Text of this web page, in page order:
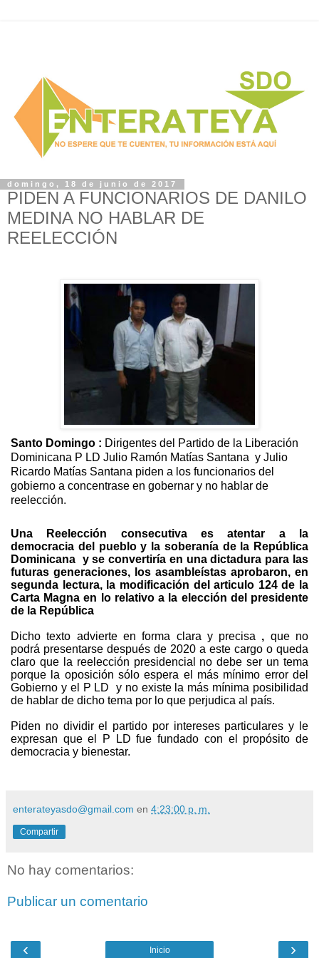
domingo, 18 de junio de 2017
PIDEN A FUNCIONARIOS DE DANILO
MEDINA NO HABLAR DE
REELECCIÓN
Santo Domingo : Dirigentes del Partido de la Liberación
Dominicana P LD Julio Ramón Matías Santana y Julio
Ricardo Matías Santana piden a los funcionarios del
gobierno a concentrase en gobernar y no hablar de
reelección.
Una Reelección consecutiva es atentar a la
democracia del pueblo y la soberanía de la República
Dominicana y se convertiría en una dictadura para las
futuras generaciones, los asambleístas aprobaron, en
segunda lectura, la modificación del articulo 124 de la
Carta Magna en lo relativo a la elección del presidente
de la República
Dicho texto advierte en forma clara y precisa , que no
podrá presentarse después de 2020 a este cargo o queda
claro que la reelección presidencial no debe ser un tema
porque la oposición sólo espera el más mínimo error del
Gobierno y el P LD y no existe la más mínima posibilidad
de hablar de dicho tema por lo que perjudica al país.
Piden no dividir el partido por intereses particulares y le
expresan que el P LD fue fundado con el propósito de
democracia y bienestar.
enterateyasdo@gmail.com en 4:23:00 p. m.
Compartir
No hay comentarios:
Publicar un comentario
‹ ›
Inicio